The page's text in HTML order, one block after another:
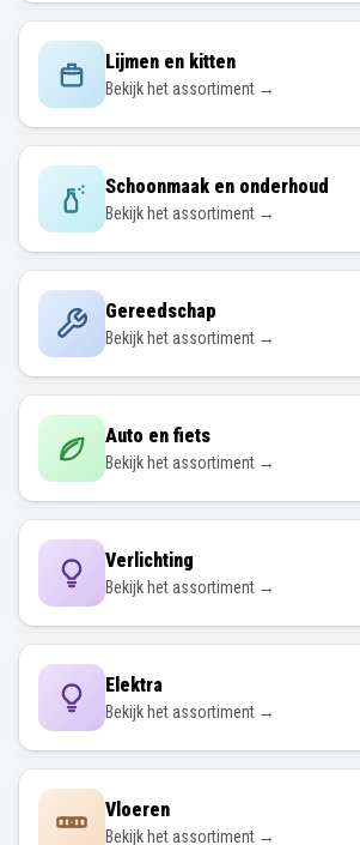
Lijmen en kitten
Bekijk het assortiment →
Schoonmaak en onderhoud
Bekijk het assortiment →
Gereedschap
Bekijk het assortiment →
Auto en fiets
Bekijk het assortiment →
Verlichting
Bekijk het assortiment →
Elektra
Bekijk het assortiment →
Vloeren
Bekijk het assortiment →